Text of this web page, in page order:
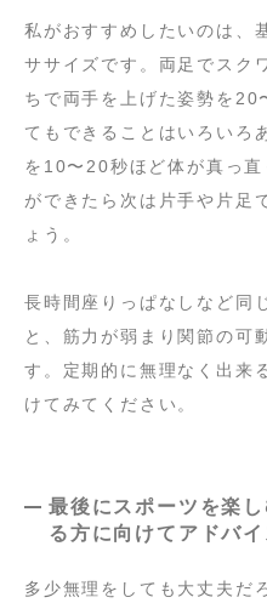
私がおすすめしたいのは、
ササイズです。両足でスク
ちで両手を上げた姿勢を20
てもできることはいろいろ
を10〜20秒ほど体が真っ
ができたら次は片手や片足
ょう。
長時間座りっぱなしなど同
と、筋力が弱まり関節の可
す。定期的に無理なく出来
けてみてください。
最後にスポーツを楽
る方に向けてアドバ
多少無理をしても大丈夫だ